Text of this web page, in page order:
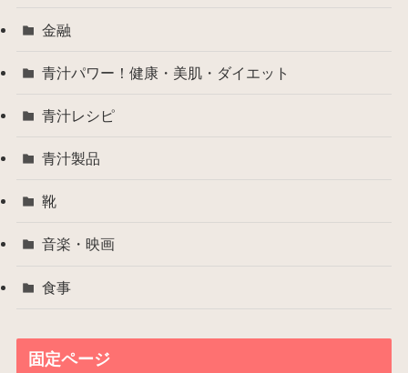
金融
青汁パワー！健康・美肌・ダイエット
青汁レシピ
青汁製品
靴
音楽・映画
食事
固定ページ